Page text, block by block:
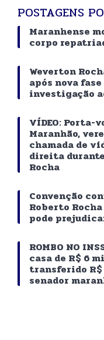
POSTAGENS
Maranhense
corpo
Weverton
após nova
investigação
VÍDEO: Porta-
Maranhão,
chamada de
direita
Rocha
Convenção
Roberto
pode
ROMBO NO
casa de R$ 6
transferido R$
senador